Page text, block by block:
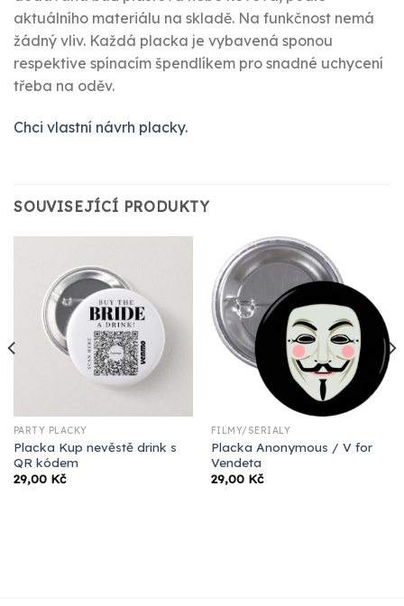
aktuálního materiálu na skladě. Na funkčnost nemá
žádný vliv. Každá placka je vybavená sponou
respektive spínacím špendlíkem pro snadné uchycení
třeba na oděv.
Chci vlastní návrh placky.
SOUVISEJÍCÍ PRODUKTY
PÁRTY PLACKY
Placka Kup nevěstě drink s
QR kódem
29,00 Kč
FILMY/SERIÁLY
Placka Anonymous / V for
Vendeta
29,00 Kč